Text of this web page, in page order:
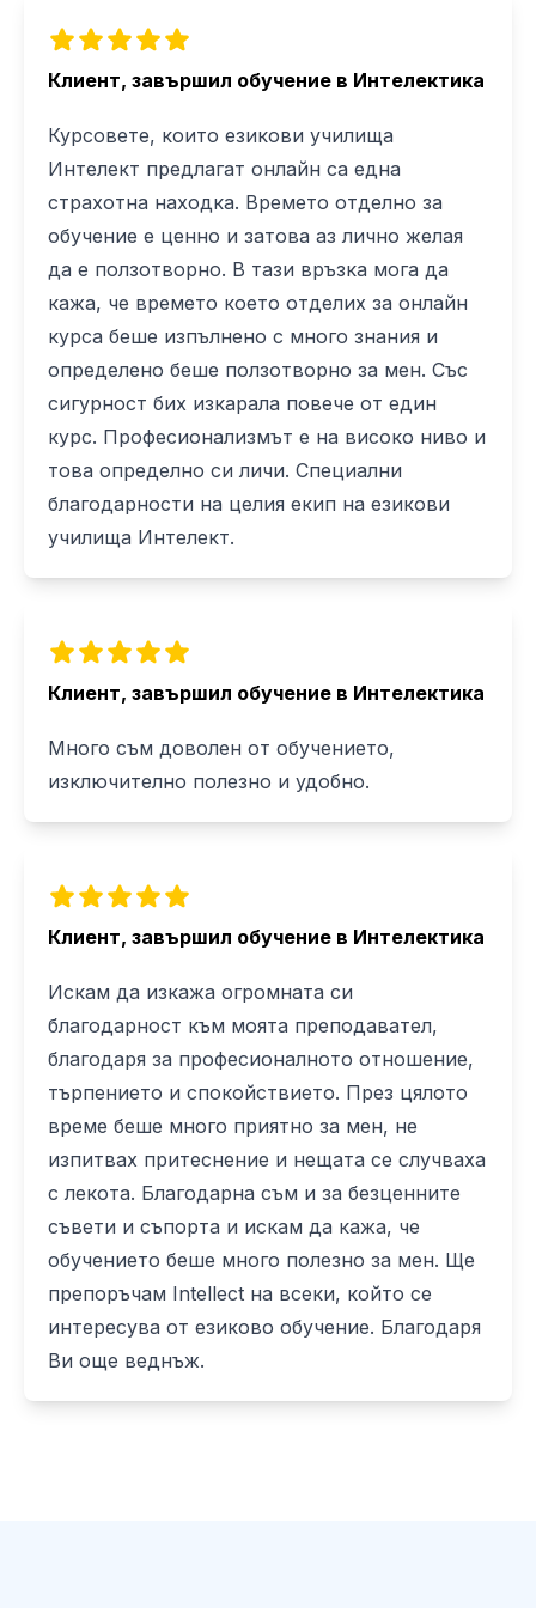
Клиент, завършил обучение в Интелектика
Курсовете, които езикови училища
Интелект предлагат онлайн са една
страхотна находка. Времето отделно за
обучение е ценно и затова аз лично желая
да е ползотворно. В тази връзка мога да
кажа, че времето което отделих за онлайн
курса беше изпълнено с много знания и
определено беше ползотворно за мен. Със
сигурност бих изкарала повече от един
курс. Професионализмът е на високо ниво и
това определно си личи. Специални
благодарности на целия екип на езикови
училища Интелект.
Клиент, завършил обучение в Интелектика
Много съм доволен от обучението,
изключително полезно и удобно.
Клиент, завършил обучение в Интелектика
Искам да изкажа огромната си
благодарност към моята преподавател,
благодаря за професионалното отношение,
търпението и спокойствието. През цялото
време беше много приятно за мен, не
изпитвах притеснение и нещата се случваха
с лекота. Благодарна съм и за безценните
съвети и съпорта и искам да кажа, че
обучението беше много полезно за мен. Ще
препоръчам Intellect на всеки, който се
интересува от езиково обучение. Благодаря
Ви още веднъж.